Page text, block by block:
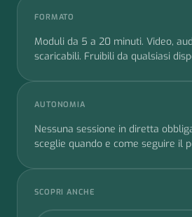
FORMATO
Moduli da 5 a 20 minuti. Video,
scaricabili. Fruibili da qualsiasi
AUTONOMIA
Nessuna sessione in diretta
sceglie quando e come seguire il
SCOPRI ANCHE